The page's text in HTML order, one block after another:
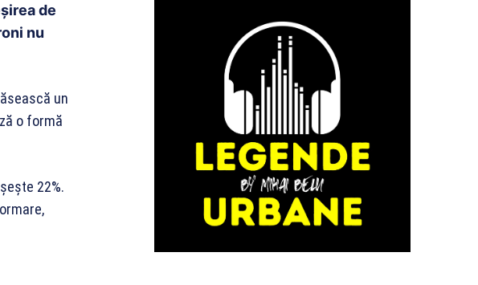
de
nu
un
o formă
22%.